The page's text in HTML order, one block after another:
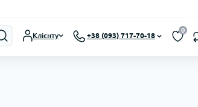
Клієнту +38 (093) 717-70-18
0